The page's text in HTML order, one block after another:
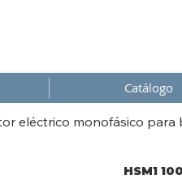
Catálogo
eléctrico monofásico
HSM1